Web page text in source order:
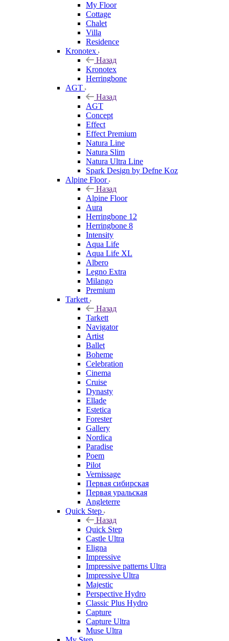
My Floor
Cottage
Chalet
Villa
Residence
Kronotex
Назад
Kronotex
Herringbone
AGT
Назад
AGT
Concept
Effect
Effect Premium
Natura Line
Natura Slim
Natura Ultra Line
Spark Design by Defne Koz
Alpine Floor
Назад
Alpine Floor
Aura
Herringbone 12
Herringbone 8
Intensity
Aqua Life
Aqua Life XL
Albero
Legno Extra
Milango
Premium
Tarkett
Назад
Tarkett
Navigator
Artist
Ballet
Boheme
Celebration
Cinema
Cruise
Dynasty
Ellade
Estetica
Forester
Gallery
Nordica
Paradise
Poem
Pilot
Vernissage
Первая сибирская
Первая уральская
Angleterre
Quick Step
Назад
Quick Step
Castle Ultra
Eligna
Impressive
Impressive patterns Ultra
Impressive Ultra
Majestic
Perspective Hydro
Classic Plus Hydro
Capture
Capture Ultra
Muse Ultra